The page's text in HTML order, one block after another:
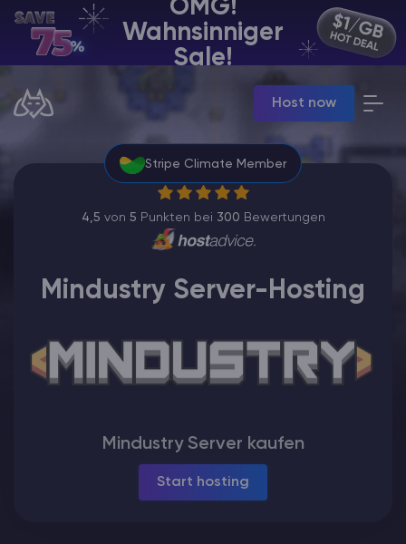
OMG!
Wahnsinniger
Sale!
Host now
DE | USD
Manage your servers & payments
Manage game server
VPS Panel
Manage VPS server
Affiliate panel
Manage affiliates
Minecraft Server Mieten
ARK Server Mieten
Stripe Climate Member
4,5 von 5 Punkten bei 300 Bewertungen
Mindustry Server-Hosting
Mindustry Server kaufen
Start hosting